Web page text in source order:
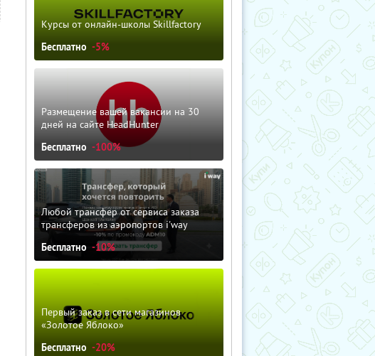
Курсы от онлайн-школы Skillfactory
Бесплатно -5%
Размещение вашей вакансии на 30
дней на сайте HeadHunter
Бесплатно -100%
Любой трансфер от сервиса заказа
трансферов из аэропортов i'way
Бесплатно -10%
Первый заказ в сети магазинов
«Золотое Яблоко»
Бесплатно -20%